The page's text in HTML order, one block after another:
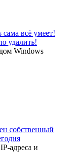
всё умеет!
удалить!
Windows
собственный
адреса и